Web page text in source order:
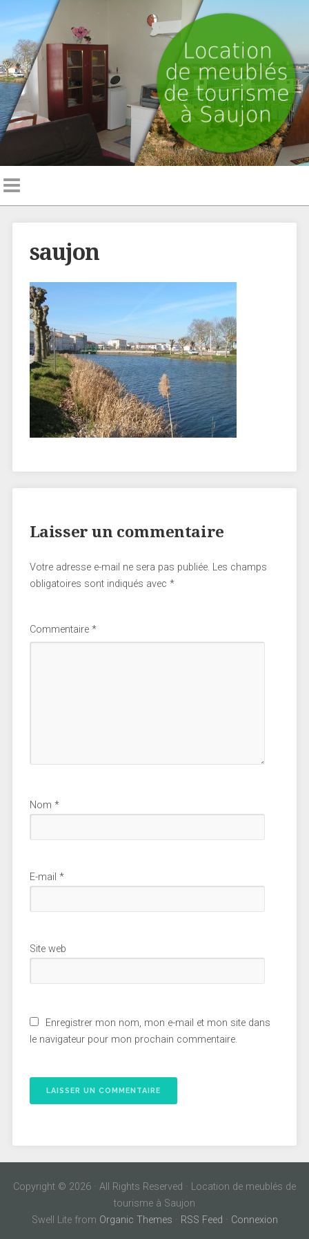
saujon
Laisser un commentaire
Votre adresse e-mail ne sera pas publiée. Les champs
obligatoires sont indiqués avec *
Commentaire *
Nom *
E-mail *
Site web
Enregistrer mon nom, mon e-mail et mon site dans
le navigateur pour mon prochain commentaire.
Copyright © 2026 · All Rights Reserved · Location de meublés de
tourisme à Saujon
Swell Lite from Organic Themes · RSS Feed · Connexion